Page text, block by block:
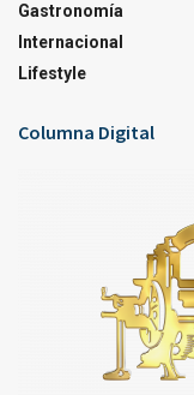
Gastronomía
Internacional
Lifestyle
Columna Digital